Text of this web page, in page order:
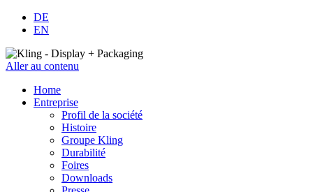
DE
EN
Aller au contenu
Home
Entreprise
Profil de la société
Histoire
Groupe Kling
Durabilité
Foires
Downloads